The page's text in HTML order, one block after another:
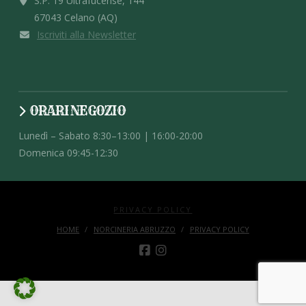
67043 Celano (AQ)
Iscriviti alla Newsletter
ORARI NEGOZIO
Lunedì – Sabato 8:30–13:00 | 16:00-20:00
Domenica 09:45-12:30
PRIVACY POLICY
HOME
NORCINERIA ABRUZZO PRIVACY POLICY